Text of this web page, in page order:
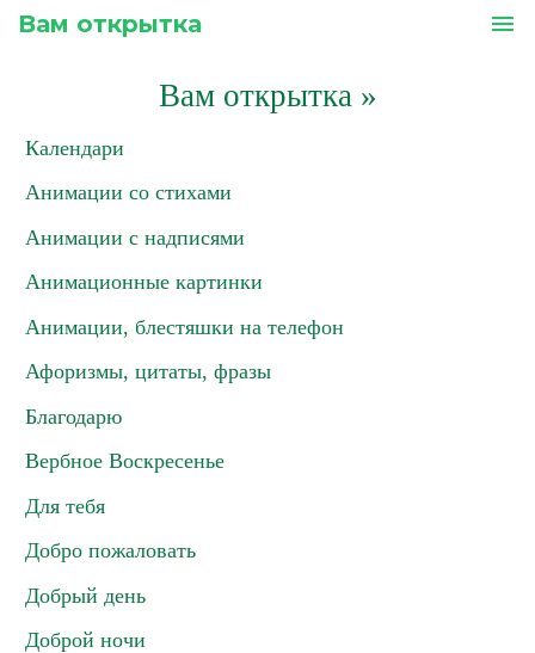
Вам открытка menu
Вам открытка»
Календари
Анимации со стихами
Анимации с надписями
Анимационные картинки
Анимации, блестяшки на телефон
Афоризмы, цитаты, фразы
Благодарю
Вербное Воскресенье
Для тебя
Добро пожаловать
Добрый день
Доброй ночи